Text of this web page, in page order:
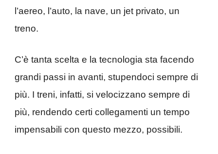
l’aereo, l’auto, la nave, un jet privato, un
treno.
C’è tanta scelta e la tecnologia sta facendo
grandi passi in avanti, stupendoci sempre di
più. I treni, infatti, si velocizzano sempre di
più, rendendo certi collegamenti un tempo
impensabili con questo mezzo, possibili.